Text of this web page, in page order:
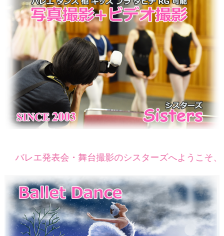
表会・舞台撮影のシスターズへようこそ、撮影再